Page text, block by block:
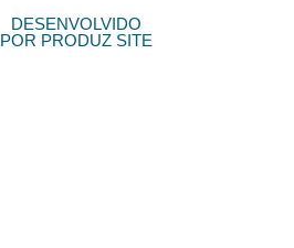
DESENVOLVIDO
POR PRODUZ SITE